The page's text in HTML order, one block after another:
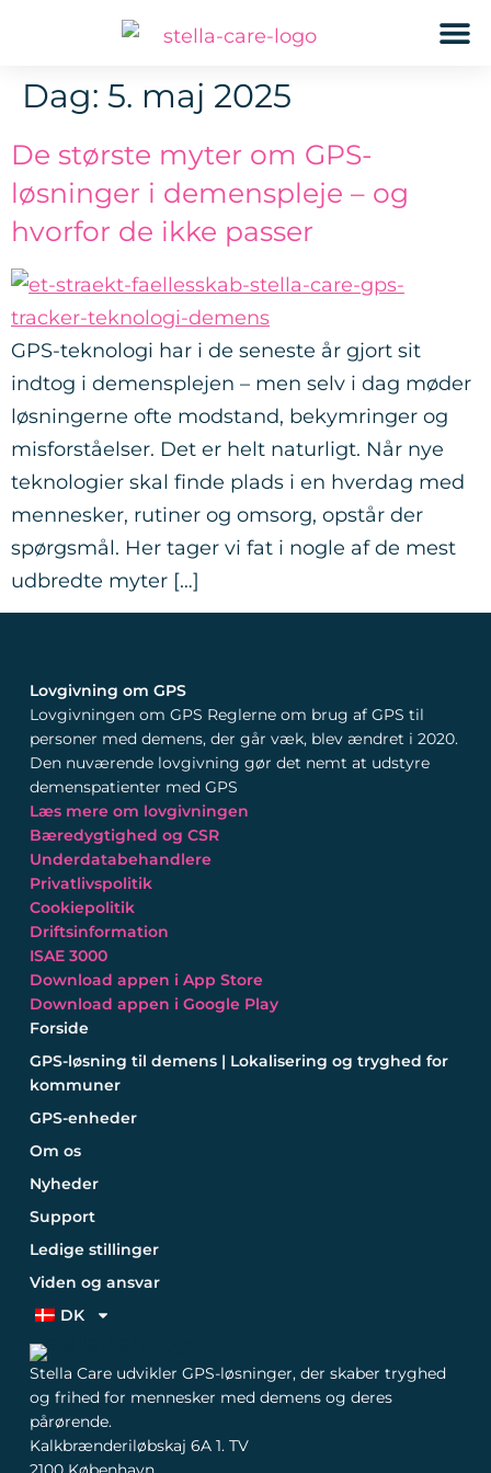
Dag: 5. maj 2025
De største myter om GPS-
løsninger i demenspleje – og
hvorfor de ikke passer
GPS-teknologi har i de seneste år gjort sit
indtog i demensplejen – men selv i dag møder
løsningerne ofte modstand, bekymringer og
misforståelser. Det er helt naturligt. Når nye
teknologier skal finde plads i en hverdag med
mennesker, rutiner og omsorg, opstår der
spørgsmål. Her tager vi fat i nogle af de mest
udbredte myter […]
Lovgivning om GPS
Lovgivningen om GPS Reglerne om brug af GPS til
personer med demens, der går væk, blev ændret i 2020.
Den nuværende lovgivning gør det nemt at udstyre
demenspatienter med GPS
Læs mere om lovgivningen
Bæredygtighed og CSR
Underdatabehandlere
Privatlivspolitik
Cookiepolitik
Driftsinformation
ISAE 3000
Download appen i App Store
Download appen i Google Play
Forside
GPS-løsning til demens | Lokalisering og tryghed for
kommuner
GPS-enheder
Om os
Nyheder
Support
Ledige stillinger
Viden og ansvar
DK
Stella Care udvikler GPS-løsninger, der skaber tryghed
og frihed for mennesker med demens og deres
pårørende.
Kalkbrænderiløbskaj 6A 1. TV